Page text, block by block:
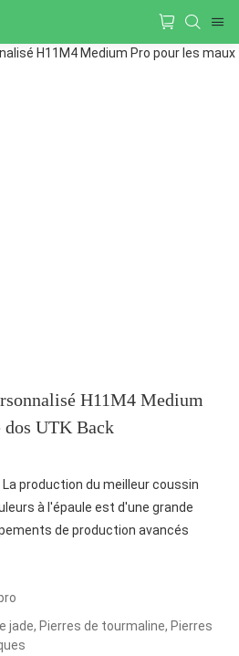
H11M4 Medium
dos UTK Back
production du meilleur coussin
à l'épaule est d'une grande
de production avancés
jade, Pierres de tourmaline, Pierres